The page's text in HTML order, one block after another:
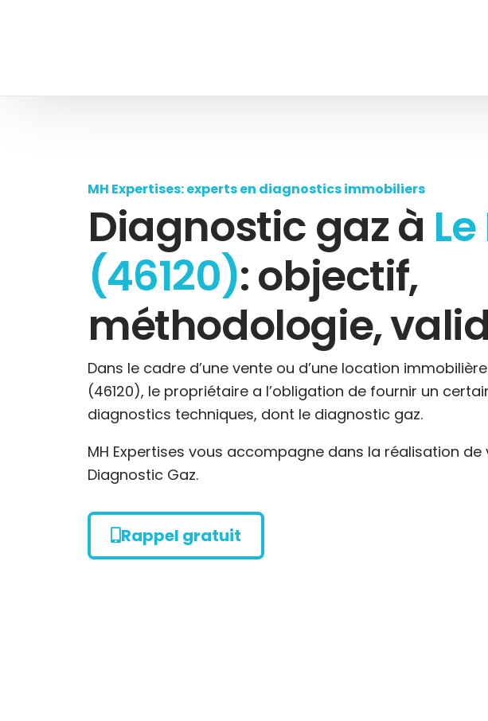
MH Expertises: experts en diagnostics immobiliers
Diagnostic gaz à
(46120): objectif,
méthodologie,
Dans le cadre d’une vente ou d’une location
(46120), le propriétaire a l’obligation de fournir un
diagnostics techniques, dont le diagnostic gaz.
MH Expertises vous accompagne dans la réalisation de
Diagnostic Gaz.
Rappel gratuit